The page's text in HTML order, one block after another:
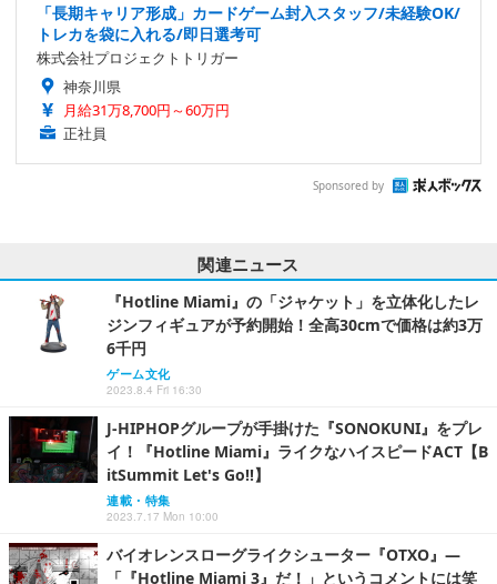
「長期キャリア形成」カードゲーム封入スタッフ/未経験OK/
トレカを袋に入れる/即日選考可
株式会社プロジェクトトリガー
神奈川県
月給31万8,700円～60万円
正社員
Sponsored by
関連ニュース
『Hotline Miami』の「ジャケット」を立体化したレ
ジンフィギュアが予約開始！全高30cmで価格は約3万
6千円
ゲーム文化
2023.8.4 Fri 16:30
J-HIPHOPグループが手掛けた『SONOKUNI』をプレ
イ！『Hotline Miami』ライクなハイスピードACT【B
itSummit Let's Go!!】
連載・特集
2023.7.17 Mon 10:00
バイオレンスローグライクシューター『OTXO』―
「『Hotline Miami 3』だ！」というコメントには笑